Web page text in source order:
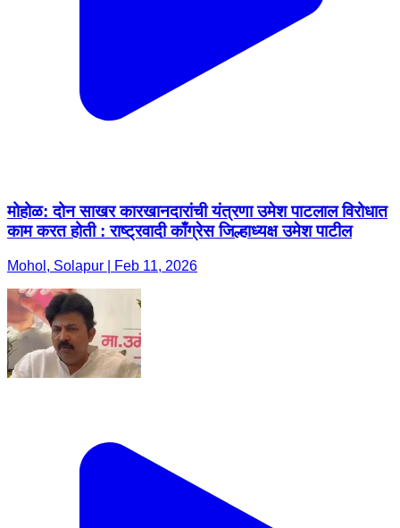
मोहोळ: दोन साखर कारखानदारांची यंत्रणा उमेश पाटलाल विरोधात
काम करत होती : राष्ट्रवादी काँग्रेस जिल्हाध्यक्ष उमेश पाटील
Mohol, Solapur | Feb 11, 2026